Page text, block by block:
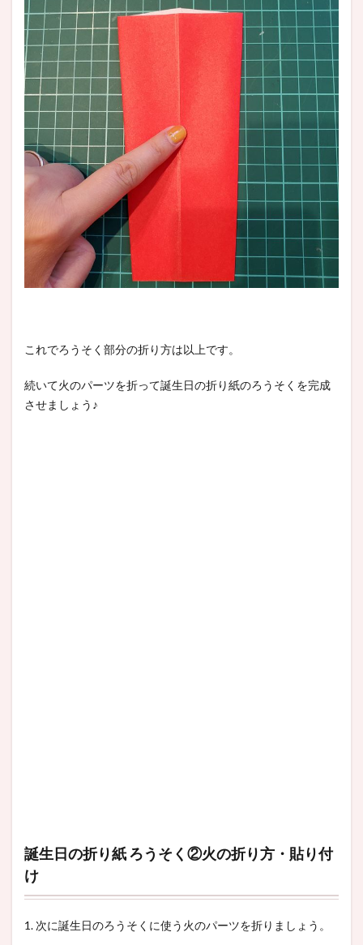
これでろうそく部分の折り方は以上です。
続いて火のパーツを折って誕生日の折り紙のろうそくを完成
させましょう♪
誕生日の折り紙 ろうそく②火の折り方・貼り付
け
1. 次に誕生日のろうそくに使う火のパーツを折りましょう。